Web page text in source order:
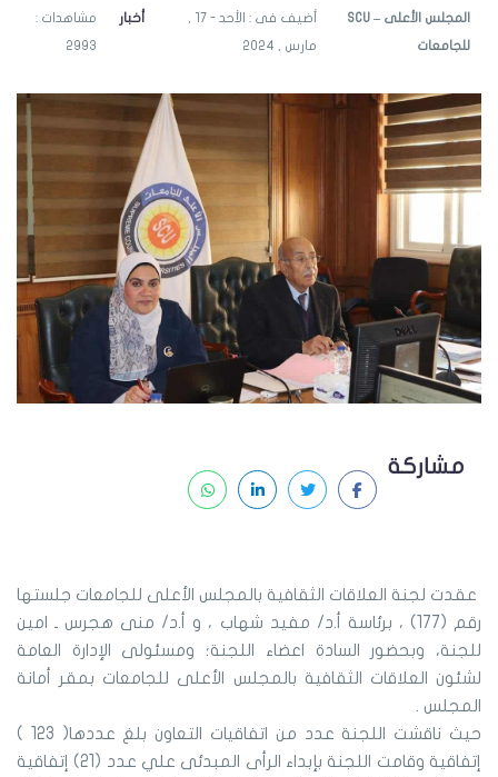
SCU – المجلس الأعلى
للجامعات مارس , 2024
أخبار مشاهدات :
2993
مشاركة
عقدت لجنة العلاقات الثقافية بالمجلس الأعلى للجامعات جلستها
رقم (177) ، برئاسة أ.د/ مفيد شهاب ، و أ.د/ منى هجرس ـ امين
للجنة، وبحضور السادة اعضاء اللجنة؛ ومسئولى الإدارة العامة
لشئون العلاقات الثقافية بالمجلس الأعلى للجامعات بمقر أمانة
المجلس .
حيث ناقشت اللجنة عدد من اتفاقيات التعاون بلغ عددها( 123 )
إتفاقية وقامت اللجنة بإبداء الرأى المبدئى علي عدد (21) إتفاقية